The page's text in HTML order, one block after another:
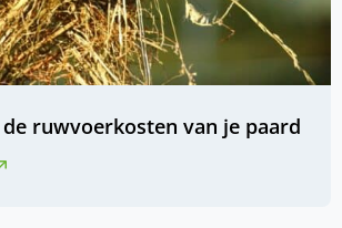
ruwvoerkosten van je paard